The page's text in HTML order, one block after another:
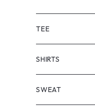
TEE
SHORT SLEEVE
LONG SLEEVE
SHIRTS
SHORT SLEEVE
SWEAT